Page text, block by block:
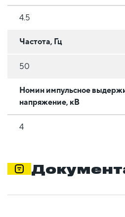
4.5
Частота, Гц
50
Номин импульсное
напряжение, кВ
4